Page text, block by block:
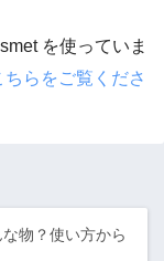
を使っていま
らをご覧くださ
物？使い方から